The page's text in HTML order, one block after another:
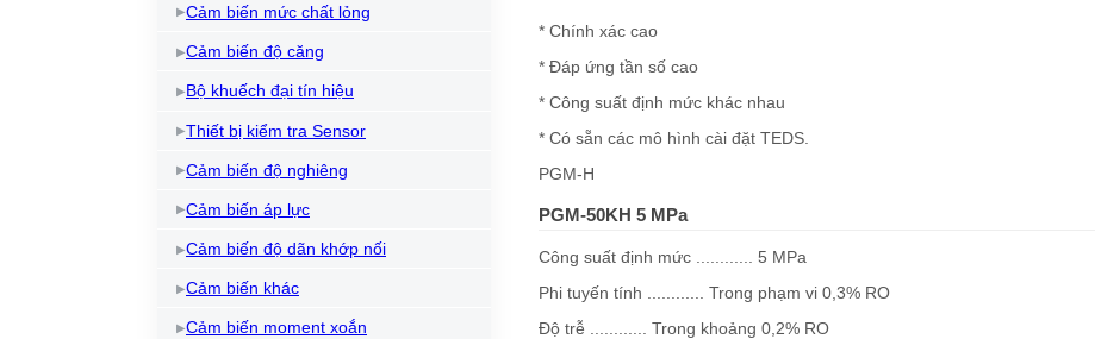
Cảm biến mức chất lỏng
Cảm biến độ căng
Bộ khuếch đại tín hiệu
Thiết bị kiểm tra Sensor
Cảm biến độ nghiêng
Cảm biến áp lực
Cảm biến độ dãn khớp nối
Cảm biến khác
Cảm biến moment xoắn
* Chính xác cao
* Đáp ứng tần số cao
* Công suất định mức khác nhau
* Có sẵn các mô hình cài đặt TEDS.
PGM-H
PGM-50KH 5 MPa
Công suất định mức ............ 5 MPa
Phi tuyến tính ............ Trong phạm vi 0,3% RO
Độ trễ ............ Trong khoảng 0,2% RO